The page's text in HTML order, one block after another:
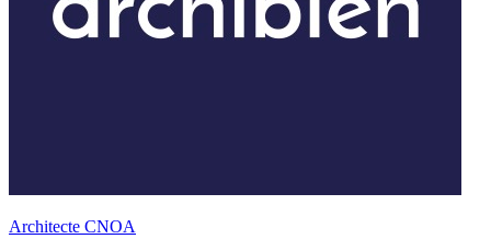
Architecte CNOA